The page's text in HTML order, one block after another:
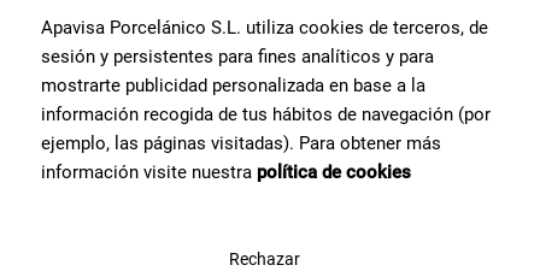
Desiderate maggiori
informazioni o aiutocon un
prodotto??
Contatta il team di specialisti in piastrelle di Apavisa Porcelánico. Ti
Apavisa Porcelánico S.L. utiliza cookies de terceros, de
sesión y persistentes para fines analíticos y para
mostrarte publicidad personalizada en base a la
información recogida de tus hábitos de navegación (por
ejemplo, las páginas visitadas). Para obtener más
información visite nuestra política de cookies
Rechazar